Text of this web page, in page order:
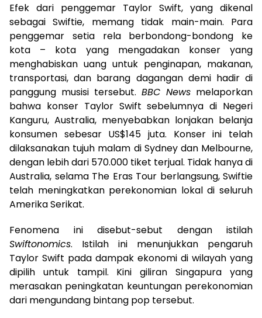
Efek dari penggemar Taylor Swift, yang dikenal
sebagai Swiftie, memang tidak main-main. Para
penggemar setia rela berbondong-bondong ke
kota – kota yang mengadakan konser yang
menghabiskan uang untuk penginapan, makanan,
transportasi, dan barang dagangan demi hadir di
panggung musisi tersebut. BBC News melaporkan
bahwa konser Taylor Swift sebelumnya di Negeri
Kanguru, Australia, menyebabkan lonjakan belanja
konsumen sebesar US$145 juta. Konser ini telah
dilaksanakan tujuh malam di Sydney dan Melbourne,
dengan lebih dari 570.000 tiket terjual. Tidak hanya di
Australia, selama The Eras Tour berlangsung, Swiftie
telah meningkatkan perekonomian lokal di seluruh
Amerika Serikat.
Fenomena ini disebut-sebut dengan istilah
Swiftonomics. Istilah ini menunjukkan pengaruh
Taylor Swift pada dampak ekonomi di wilayah yang
dipilih untuk tampil. Kini giliran Singapura yang
merasakan peningkatan keuntungan perekonomian
dari mengundang bintang pop tersebut.